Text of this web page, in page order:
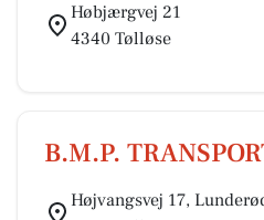
Høbjærgvej 21
4340 Tølløse
B.M.P.
Højvangsvej 17,